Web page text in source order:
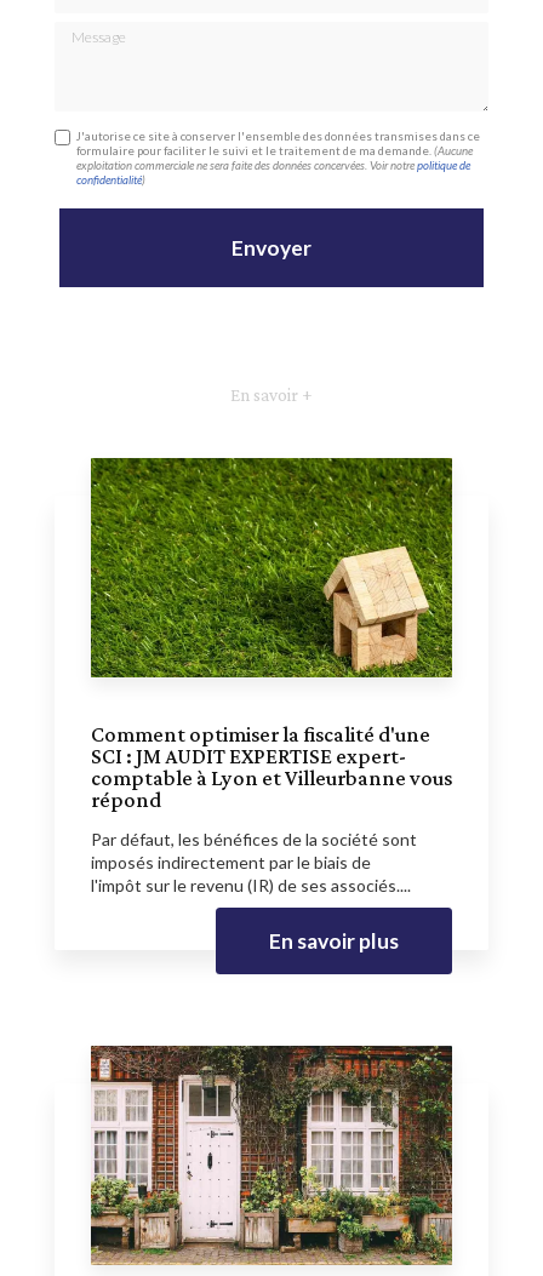
Message
J'autorise ce site à conserver l'ensemble des données transmises dans ce
formulaire pour faciliter le suivi et le traitement de ma demande.(Aucune
exploitation commerciale ne sera faite des données concervées. Voir notrepolitique de
confidentialité)
En savoir +
Comment optimiser la fiscalité d'une
SCI : JM AUDIT EXPERTISE expert-
comptable à Lyon et Villeurbanne vous
répond
Par défaut, les bénéfices de la société sont
imposés indirectement par le biais de
l'impôt sur le revenu (IR) de ses associés....
En savoir plus